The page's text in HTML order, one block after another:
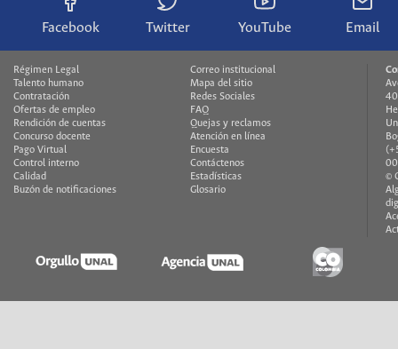
Facebook Twitter YouTube Email
Régimen Legal
Talento humano
Contratación
Ofertas de empleo
Rendición de cuentas
Concurso docente
Pago Virtual
Control interno
Calidad
Buzón de notificaciones
Correo institucional
Mapa del sitio
Redes Sociales
FAQ
Quejas y reclamos
Atención en línea
Encuesta
Contáctenos
Estadísticas
Glosario
©